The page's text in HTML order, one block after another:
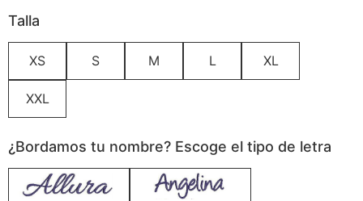
Talla
XS S M L XL
XXL
¿Bordamos tu nombre? Escoge el tipo de letra